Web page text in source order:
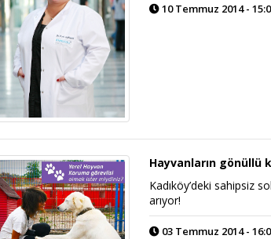
10 Temmuz 2014 -
Hayvanların gönüllü
Kadıköy’deki sahipsiz
arıyor!
03 Temmuz 2014 -